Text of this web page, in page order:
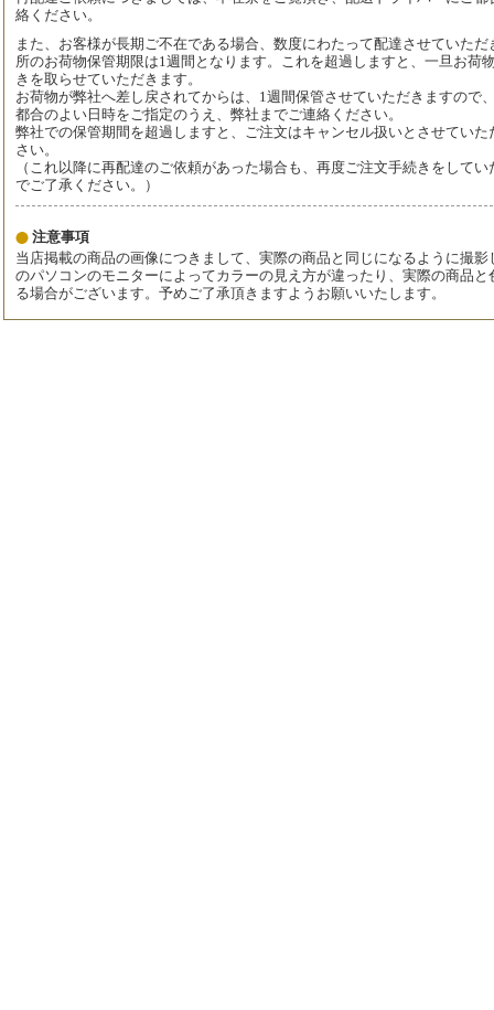
絡ください。
また、お客様が長期ご不在である場合、数度にわたって配達させていた
所のお荷物保管期限は1週間となります。これを超過しますと、一旦お荷
きを取らせていただきます。
お荷物が弊社へ差し戻されてからは、1週間保管させていただきますので
都合のよい日時をご指定のうえ、弊社までご連絡ください。
弊社での保管期間を超過しますと、ご注文はキャンセル扱いとさせてい
さい。
（これ以降に再配達のご依頼があった場合も、再度ご注文手続きをして
でご了承ください。）
注意事項
当店掲載の商品の画像につきまして、実際の商品と同じになるように撮
のパソコンのモニターによってカラーの見え方が違ったり、実際の商品
る場合がございます。予めご了承頂きますようお願いいたします。